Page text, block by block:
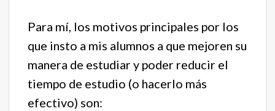
Para mí, los motivos principales por los
que insto a mis alumnos a que mejoren su
manera de estudiar y poder reducir el
tiempo de estudio (o hacerlo más
efectivo) son: